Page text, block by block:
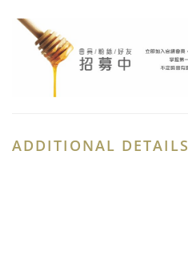
ADDITIONAL DETAILS